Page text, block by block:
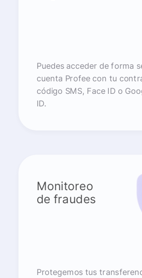
Puedes acceder de forma
cuenta Profee con tu
código SMS, Face ID o
ID.
Monitoreo
de fraudes
Protegemos tus